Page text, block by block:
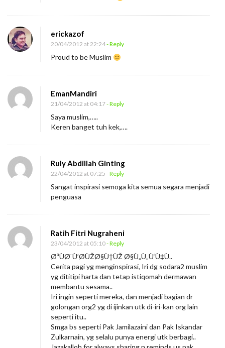
erickazof
20/04/2012 at 22:24- Reply
Proud to be Muslim
EmanMandiri
21/04/2012 at 04:17- Reply
Saya muslim,…..
Keren banget tuh kek,….
Ruly Abdillah Ginting
22/04/2012 at 07:25 - Reply
Sangat inspirasi semoga kita semua segara menjadi
penguasa
Ratih Fitri Nugraheni
23/04/2012 at 05:10- Reply
Ø³ÙØ¨Ù’Ø­ÙŽØ§Ù†ÙŽ Ø§Ù„Ù„Ù‘Ù‡Ù..
Cerita pagi yg menginspirasi, Iri dg sodara2 muslim
yg dititipi harta dan tetap istiqomah dermawan
membantu sesama..
Iri ingin seperti mereka, dan menjadi bagian dr
golongan org2 yg di ijinkan utk di-iri-kan org lain
seperti itu..
Smga bs seperti Pak Jamilazaini dan Pak Iskandar
Zulkarnain, yg selalu punya energi utk berbagi..